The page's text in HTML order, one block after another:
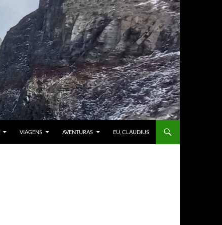
VIAGENS AVENTURAS EU, CLAUDIUS